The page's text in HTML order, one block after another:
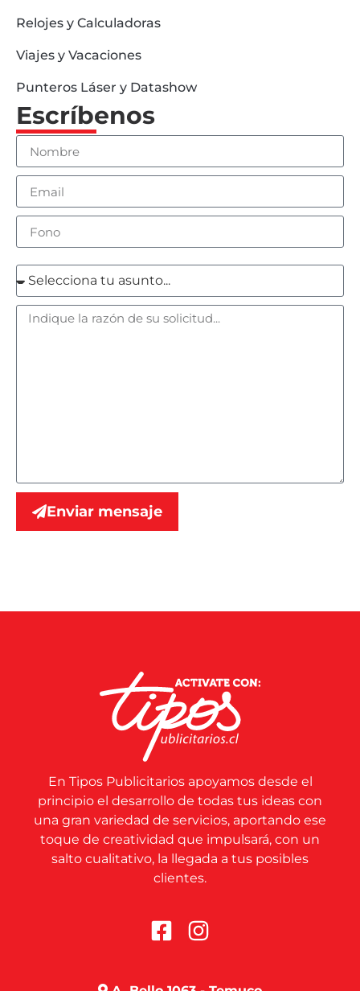
Relojes y Calculadoras
Viajes y Vacaciones
Punteros Láser y Datashow
Escríbenos
Enviar mensaje
En Tipos Publicitarios apoyamos desde el
principio el desarrollo de todas tus ideas con
una gran variedad de servicios, aportando ese
toque de creatividad que impulsará, con un
salto cualitativo, la llegada a tus posibles
clientes.